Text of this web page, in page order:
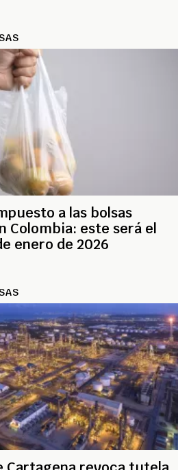
a las bolsas
Colombia: este será el
enero de 2026